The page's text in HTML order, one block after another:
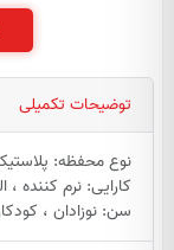
توضیحات تکمیلی
نوع محفظه:
کارایی: نرم
سن: نوزادان ،